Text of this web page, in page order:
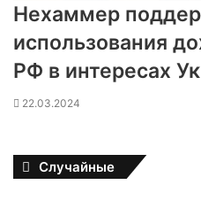
Нехаммер
использования
РФ в интересах
22.03.2024
Случайные